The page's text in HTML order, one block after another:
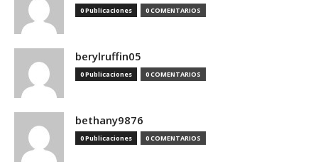
0 Publicaciones 0 COMENTARIOS
berylruffin05
0 Publicaciones 0 COMENTARIOS
bethany9876
0 Publicaciones 0 COMENTARIOS